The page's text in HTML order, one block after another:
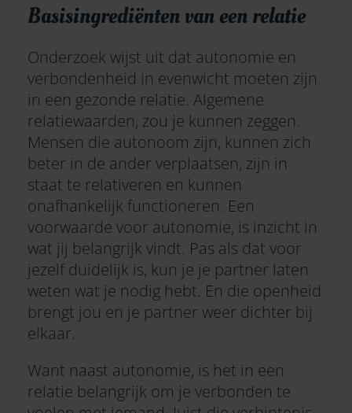
Basisingrediënten van een relatie
Onderzoek wijst uit dat autonomie en
verbondenheid in evenwicht moeten zijn
in een gezonde relatie. Algemene
relatiewaarden, zou je kunnen zeggen.
Mensen die autonoom zijn, kunnen zich
beter in de ander verplaatsen, zijn in
staat te relativeren en kunnen
onafhankelijk functioneren. Een
voorwaarde voor autonomie, is inzicht in
wat jij belangrijk vindt. Pas als dat voor
jezelf duidelijk is, kun je je partner laten
weten wat je nodig hebt. En die openheid
brengt jou en je partner weer dichter bij
elkaar.
Want naast autonomie, is het in een
relatie belangrijk om je verbonden te